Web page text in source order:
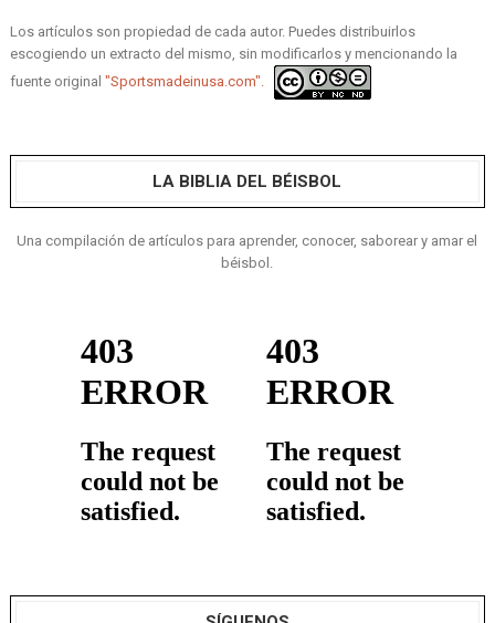
Los artículos son propiedad de cada autor. Puedes distribuirlos
escogiendo un extracto del mismo, sin modificarlos y mencionando la
fuente original "Sportsmadeinusa.com".
LA BIBLIA DEL BÉISBOL
Una compilación de artículos para aprender, conocer, saborear y amar el
béisbol.